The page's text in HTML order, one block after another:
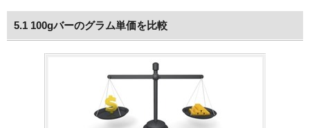
5.1 100gバーのグラム単価を比較